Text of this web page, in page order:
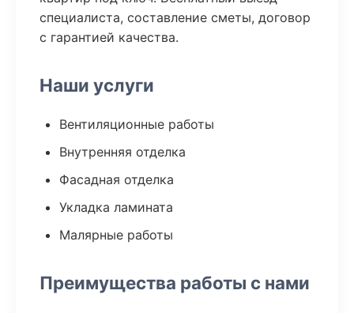
специалиста, составление сметы, договор
с гарантией качества.
Наши услуги
Вентиляционные работы
Внутренняя отделка
Фасадная отделка
Укладка ламината
Малярные работы
Преимущества работы с нами